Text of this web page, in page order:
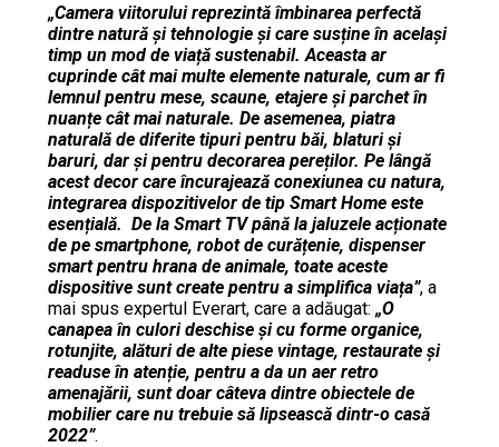
„Camera viitorului reprezintă îmbinarea perfectă
dintre natură și tehnologie și care susține în același
timp un mod de viață sustenabil. Aceasta ar
cuprinde cât mai multe elemente naturale, cum ar fi
lemnul pentru mese, scaune, etajere și parchet în
nuanțe cât mai naturale. De asemenea, piatra
naturală de diferite tipuri pentru băi, blaturi și
baruri, dar și pentru decorarea pereților. Pe lângă
acest decor care încurajează conexiunea cu natura,
integrarea dispozitivelor de tip Smart Home este
esențială. De la Smart TV până la jaluzele acționate
de pe smartphone, robot de curățenie, dispenser
smart pentru hrana de animale, toate aceste
dispositive sunt create pentru a simplifica viața”, a
mai spus expertul Everart, care a adăugat: „O
canapea în culori deschise și cu forme organice,
rotunjite, alături de alte piese vintage, restaurate și
readuse în atenție, pentru a da un aer retro
amenajării, sunt doar câteva dintre obiectele de
mobilier care nu trebuie să lipsească dintr-o casă
2022”.